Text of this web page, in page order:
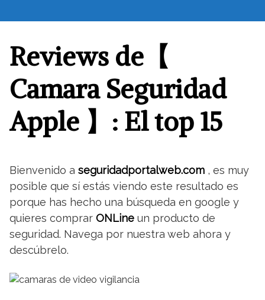
a
Reviews de【
Camara Seguridad
Apple 】: El top 15
Bienvenido a seguridadportalweb.com , es muy
posible que sí estás viendo este resultado es
porque has hecho una búsqueda en google y
quieres comprar ONLine un producto de
seguridad. Navega por nuestra web ahora y
descúbrelo.